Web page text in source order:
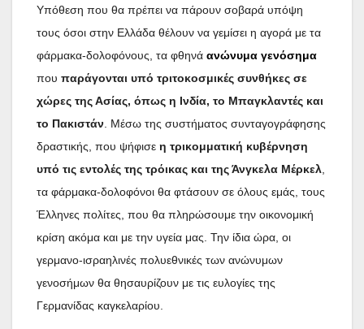
Υπόθεση που θα πρέπει να πάρουν σοβαρά υπόψη
τους όσοι στην Ελλάδα θέλουν να γεμίσει η αγορά με τα
φάρμακα-δολοφόνους, τα φθηνά ανώνυμα γενόσημα
που παράγονται υπό τριτοκοσμικές συνθήκες σε
χώρες της Ασίας, όπως η Ινδία, το Μπαγκλαντές και
το Πακιστάν . Μέσω της συστήματος συνταγογράφησης
δραστικής, που ψήφισε η τρικομματική κυβέρνηση
υπό τις εντολές της τρόικας και της Άνγκελα Μέρκελ
τα φάρμακα-δολοφόνοι θα φτάσουν σε όλους εμάς, τους
Έλληνες πολίτες, που θα πληρώσουμε την οικονομική
κρίση ακόμα και με την υγεία μας. Την ίδια ώρα, οι
γερμανο-ισραηλινές πολυεθνικές των ανώνυμων
γενοσήμων θα θησαυρίζουν με τις ευλογίες της
Γερμανίδας καγκελαρίου.